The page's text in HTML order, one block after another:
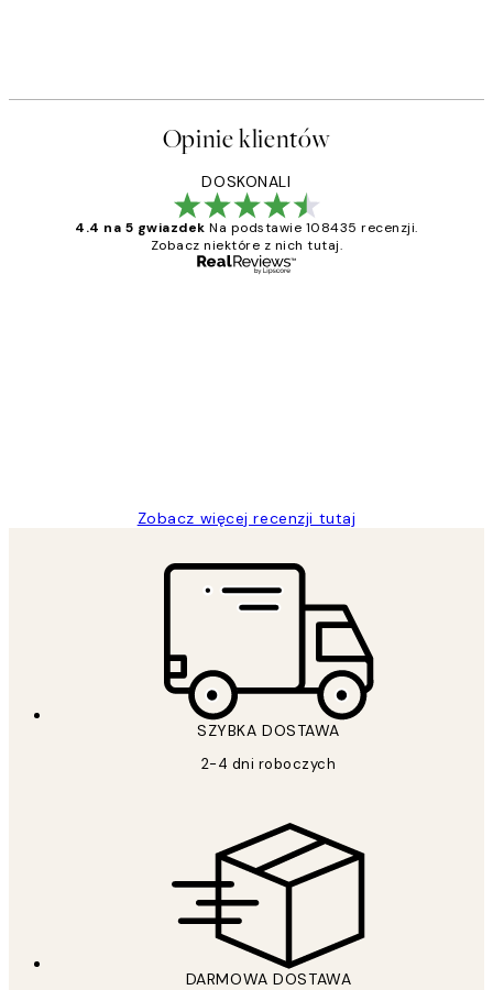
Opinie klientów
DOSKONALI
4.4 na 5 gwiazdek Na podstawie 108435 recenzji.
Zobacz niektóre z nich tutaj.
Zobacz więcej recenzji tutaj
SZYBKA DOSTAWA
2-4 dni roboczych
DARMOWA DOSTAWA